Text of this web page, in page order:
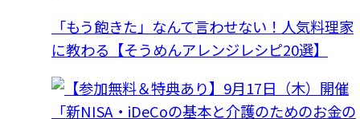
「もう飽きた」なんて言わせない！人気料理家
に教わる【そうめんアレンジレシピ20選】